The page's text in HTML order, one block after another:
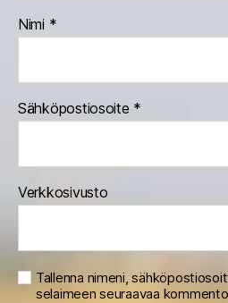
Nimi *
Sähköpostiosoite *
Verkkosivusto
Tallenna nimeni,
selaimeen seuraavaa